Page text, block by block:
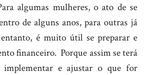
algumas mulheres, o ato de se
de alguns anos, para outras já
é muito útil se preparar e
financeiro. Porque assim se terá
implementar e ajustar o que for